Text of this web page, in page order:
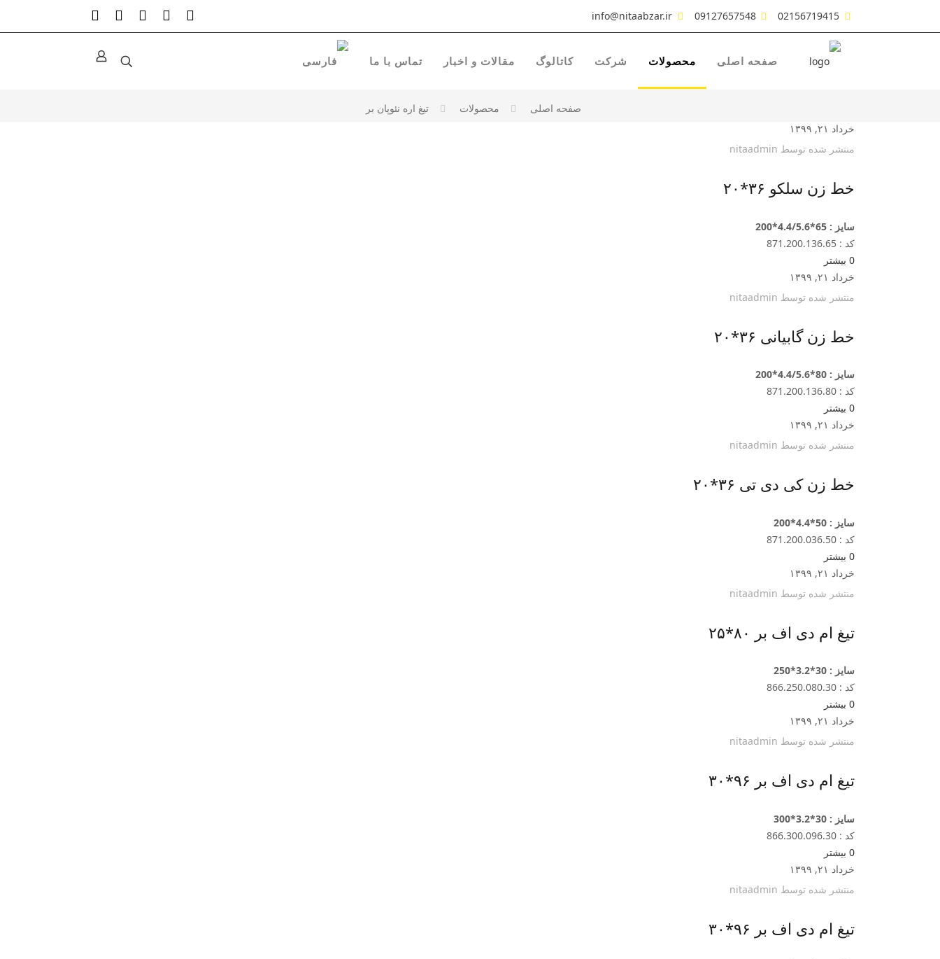
02156719415
09127657548
info@nitaabzar.ir
صفحه اصلی محصولات شرکت کاتالوگ مقالات و اخبار تماس با ما
صفحه اصلی محصولات
تیغ اره نئوپان بر
خرداد ۲۱, ۱۳۹۹
منتشر شده توسط nitaadmin
خط زن سلکو ۳۶*۲۰
سایز : 65*4.4/5.6*200
کد : 871.200.136.65
0 بیشتر
خرداد ۲۱, ۱۳۹۹
منتشر شده توسط nitaadmin
خط زن گابیانی ۳۶*۲۰
سایز : 80*4.4/5.6*200
کد : 871.200.136.80
0 بیشتر
خرداد ۲۱, ۱۳۹۹
منتشر شده توسط nitaadmin
خط زن کی دی تی ۳۶*۲۰
سایز : 50*4.4*200
کد : 871.200.036.50
0 بیشتر
خرداد ۲۱, ۱۳۹۹
منتشر شده توسط nitaadmin
تیغ ام دی اف بر ۸۰*۲۵
سایز : 30*3.2*250
کد : 866.250.080.30
0 بیشتر
خرداد ۲۱, ۱۳۹۹
منتشر شده توسط nitaadmin
تیغ ام دی اف بر ۹۶*۳۰
سایز : 30*3.2*300
کد : 866.300.096.30
0 بیشتر
خرداد ۲۱, ۱۳۹۹
منتشر شده توسط nitaadmin
تیغ ام دی اف بر ۹۶*۳۰